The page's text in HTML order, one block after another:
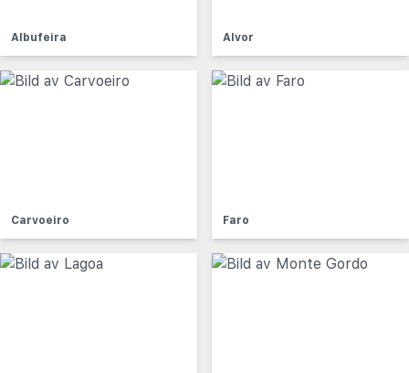
Albufeira Alvor
Carvoeiro Faro